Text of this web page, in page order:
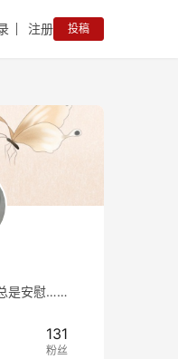
注册 投稿
是安慰……
131
粉丝